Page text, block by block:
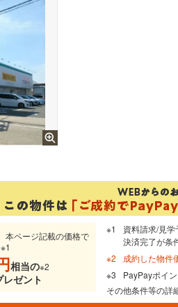
本ページ記載の価格で
相当の※2
レゼント
資料請求/見
決済完了が条
成約した物件
PayPayポイ
その他条件等の詳